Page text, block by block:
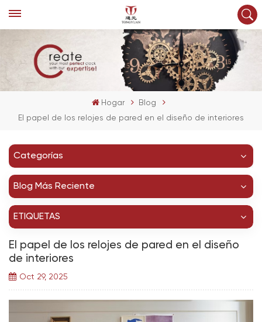
Hogar
Blog
El papel de los relojes de pared en el diseño de interiores
Categorías
Blog Más Reciente
ETIQUETAS
El papel de los relojes de pared en el diseño
de interiores
Oct 29, 2025